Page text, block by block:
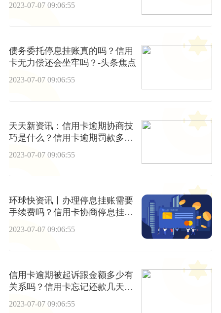
2023-07-07 09:06:55
债务委托停息挂账真的吗？信用
卡无力偿还会坐牢吗？-头条焦点
2023-07-07 09:06:55
天天新资讯：信用卡逾期协商技
巧是什么？信用卡逾期罚款多
2023-07-07 09:06:55
环球快资讯丨办理停息挂账需要
手续费吗？信用卡协商停息挂账
分期会影响征信吗？
2023-07-07 09:06:55
信用卡逾期被起诉跟金额多少有
关系吗？信用卡忘记还款几天不
算逾期？
2023-07-07 09:06:55